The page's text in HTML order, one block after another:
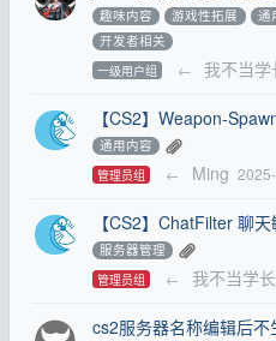
趣味内容 游戏性拓展 通
开发者相关
一级用户组 ← 我不当学
【CS2】Weapon-
通用内容
管理员组 ← Ming
【CS2】ChatFilter 聊
服务器管理
管理员组 ← 我不当学长
cs2服务器名称编辑后不